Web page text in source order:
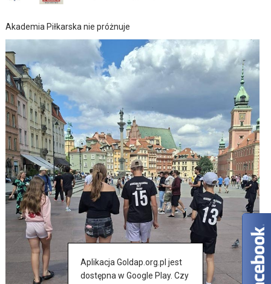
Akademia Piłkarska nie próżnuje
Aplikacja Goldap.org.pl jest
dostępna w Google Play. Czy